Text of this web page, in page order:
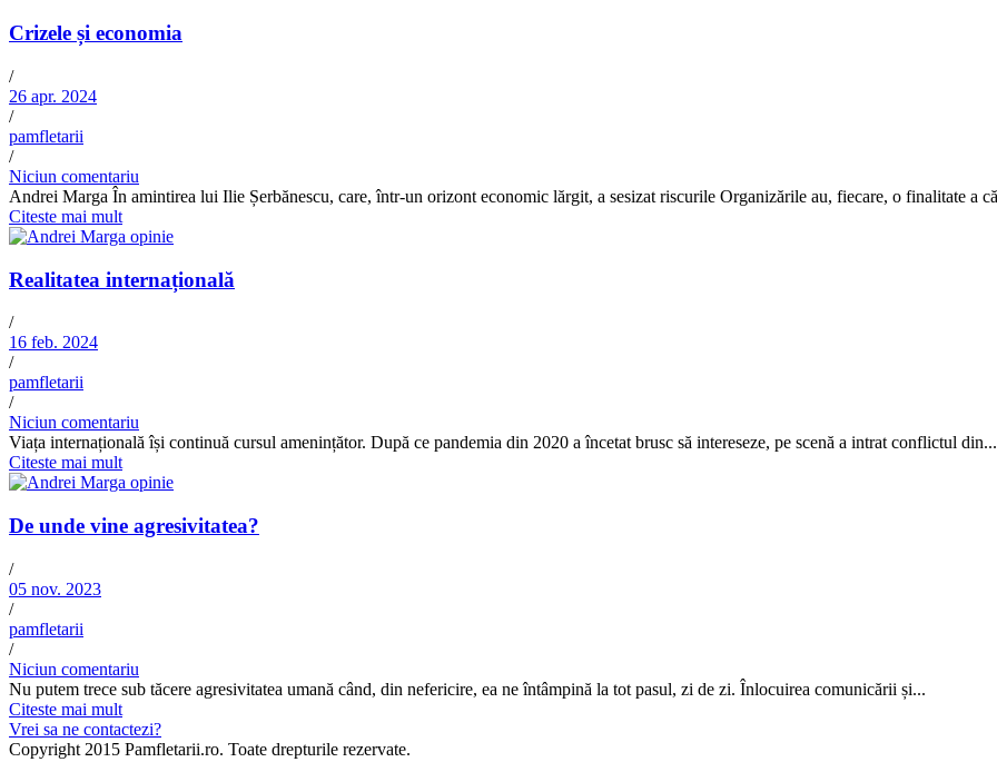
Crizele și economia
/
26 apr. 2024
/
pamfletarii
/
Niciun comentariu
Andrei Marga În amintirea lui Ilie Șerbănescu, care, într-un orizont economic lărgit, a sesizat riscurile Organizările au, fiecare, o finalitate a
Citeste mai mult
Realitatea internațională
/
16 feb. 2024
/
pamfletarii
/
Niciun comentariu
Viața internațională își continuă cursul amenințător. După ce pandemia din 2020 a încetat brusc să intereseze, pe scenă a intrat conflictul din...
Citeste mai mult
De unde vine agresivitatea?
/
05 nov. 2023
/
pamfletarii
/
Niciun comentariu
Nu putem trece sub tăcere agresivitatea umană când, din nefericire, ea ne întâmpină la tot pasul, zi de zi. Înlocuirea comunicării și...
Citeste mai mult
Vrei sa ne contactezi?
Copyright 2015 Pamfletarii.ro. Toate drepturile rezervate.